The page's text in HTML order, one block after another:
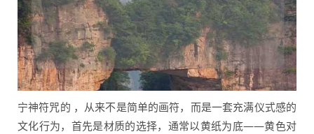
宁神符咒的 ，从来不是简单的画符，而是一套充满仪式感的
文化行为，首先是材质的选择，通常以黄纸为底——黄色对